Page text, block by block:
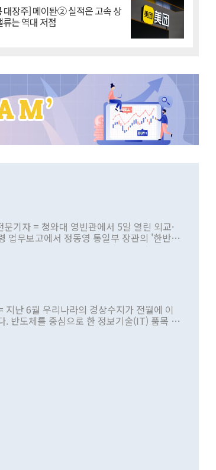
대장주] 메이퇀② 실적은 고속 상
류는 역대 저점
기자 = 청와대 영빈관에서 5일 열린 외교·
업무보고에서 정동영 통일부 장관의 '한반도
치지 않은 사안을 정책으로 추진하겠다고 공
구상'이라는 비판을 내놨다. 그동안 정 장
의를 빚은 적은 여러 번 있지만 대통령과 유
정적 입장을 표명한 것은 이례적이다. 정 장
을 제어해야 한다는 목소리도 높아지고 있
에서 흘러간 선(先)비핵화만 되뇌는 것은
기 위해 최선을 다할 것"이라고 말했다. 하
난 6월 우리나라의 경상수지가 전월에 이
. 반도체를 중심으로 한 정보기술(IT) 품목 수
달러를 넘어섰다. 상품수입은 644억8000만
기기(SSD)는 282.7% 증가했다. IT 품목
품목도 ▲석유제품(47.5%) ▲화공품